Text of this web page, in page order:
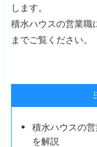
します。
積水ハウスの営業職
までご覧ください。
積水ハウスの
を解説